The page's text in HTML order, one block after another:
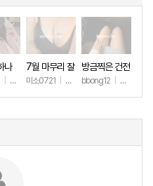
나
07.31+90
7월 마무리 잘
하세요🫶
미소0721 07.31+257
방금찍은 건전
한 일상샷
bbong12 07.28